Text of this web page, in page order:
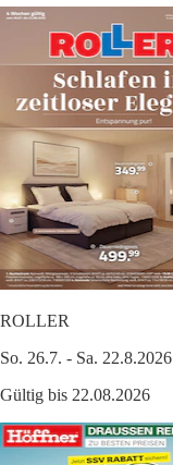
ROLLER
So. 26.7. - Sa. 22.8.2026
Gültig bis 22.08.2026